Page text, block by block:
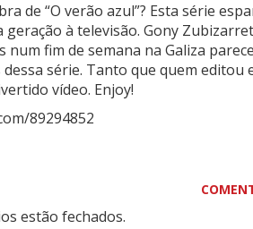
de “O verão azul”? Esta série
geração à televisão. Gony
num fim de semana na Galiza
série. Tanto que quem editou
vídeo. Enjoy!
89294852
estão fechados.